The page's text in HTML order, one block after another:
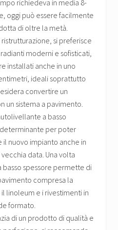
richiedeva in media 8-
oggi può essere facilmente
di oltre la metà.
si preferisce
moderni e sofisticati,
installati anche in uno
ideali soprattutto
convertire un
un sistema a pavimento.
a basso
per poter
nuovo impianto anche in
data. Una volta
basso spessore permette di
compresa la
linoleum e i rivestimenti in
formato.
di un prodotto di qualità e